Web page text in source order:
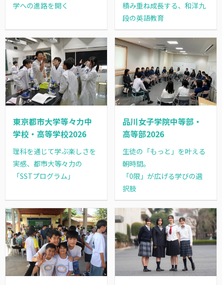
学への進路を開く
積み重ね成長する、和洋九
段の英語教育
東京都市大学等々力中
学校・高等学校2026
理科を通じて学ぶ楽しさを
実感、都市大等々力の
「SSTプログラム」
品川女子学院中等部・
高等部2026
生徒の「もっと」を叶える
朝時間。
「0限」が広げる学びの選
択肢